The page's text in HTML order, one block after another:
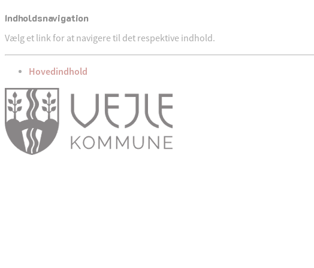
Indholdsnavigation
Vælg et link for at navigere til det respektive indhold.
gå til
Hovedindhold